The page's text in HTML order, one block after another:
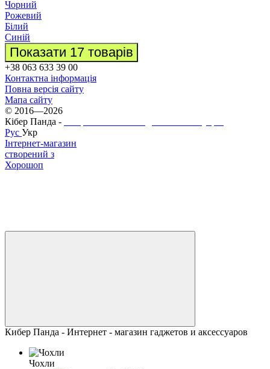
Чорний
Рожевий
Білий
Синій
Показати 17 товарів
+38 063 633 39 00
Контактна інформація
Повна версія сайту
Мапа сайту
© 2016—2026
Кібер Панда -
Рус Укр
Інтернет-магазин
створений з
Хорошоп
Кибер Панда - Интернет - магазин гаджетов и аксессуаров
Чохли